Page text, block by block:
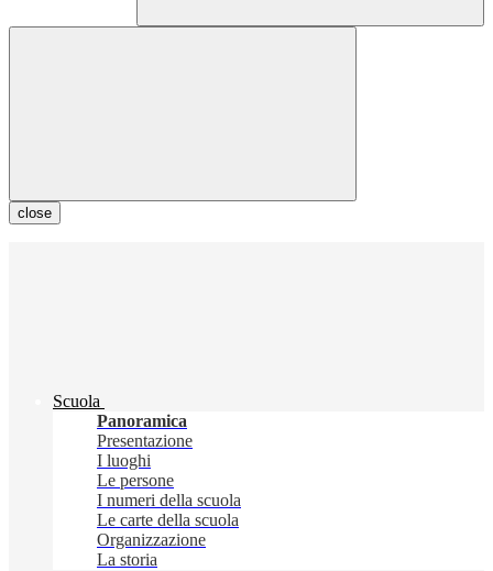
close
Scuola
Panoramica
Presentazione
I luoghi
Le persone
I numeri della scuola
Le carte della scuola
Organizzazione
La storia